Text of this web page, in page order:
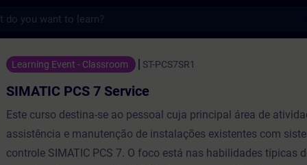
7 Service - Training - Schulung -
Learning Event - Classroom ST-PCS7SR1
SIMATIC PCS 7 Service
Este curso destina-se ao pessoal cuja principal área de
assistência e manutenção de instalações existentes com
controle SIMATIC PCS 7. O foco está nas habilidades típicas